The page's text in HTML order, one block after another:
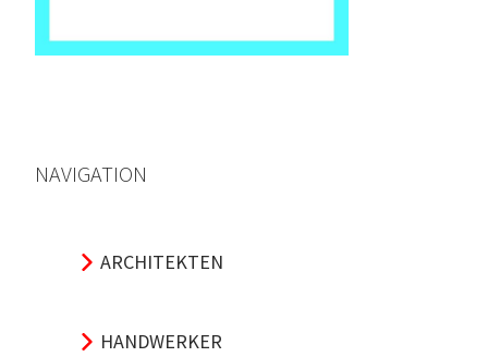
NAVIGATION
ARCHITEKTEN
HANDWERKER